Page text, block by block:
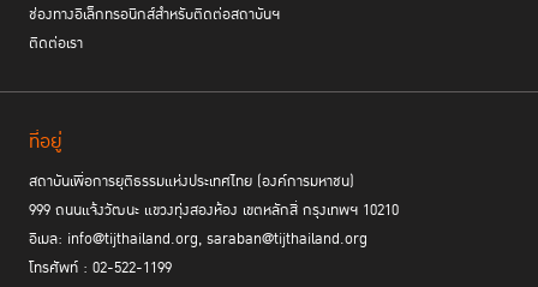
ช่องทางอิเล็กทรอนิกส์สำหรับติดต่อสถาบันฯ
ติดต่อเรา
ที่อยู่
สถาบันเพื่อการยุติธรรมแห่งประเทศไทย (องค์การมหาชน)
999 ถนนแจ้งวัฒนะ แขวงทุ่งสองห้อง เขตหลักสี่ กรุงเทพฯ 10210
อีเมล: info@tijthailand.org, saraban@tijthailand.org
โทรศัพท์ : 02-522-1199